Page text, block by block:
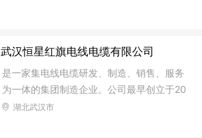
直线要在一条直线上；板与板不得留有缝
隙，即在场外不能看见场内施工。围挡
武汉恒星红旗电线电缆有限公司
是一家集电线电缆研发、制造、销售、服务
为一体的集团制造企业。公司最早创立于20
09年5月。公司凭借技术力量的不断积累和
湖北武汉市